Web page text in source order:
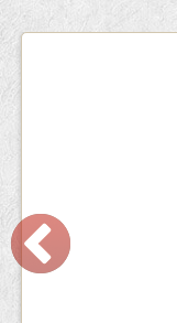
Кафе-Бар
Вместимость: